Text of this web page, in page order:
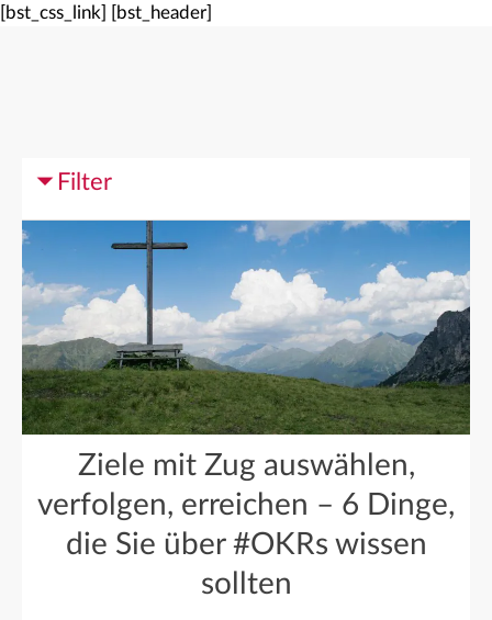
[bst_css_link] [bst_header]
Filter
Ziele mit Zug auswählen,
verfolgen, erreichen – 6 Dinge,
die Sie über #OKRs wissen
sollten